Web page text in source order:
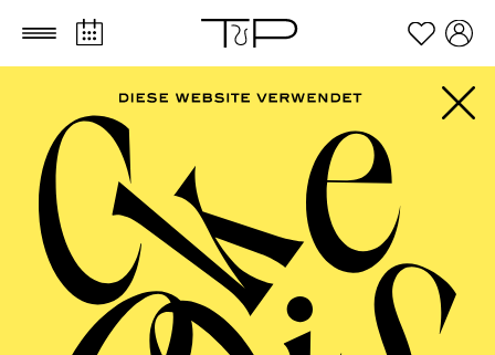
Zum Hauptinhalt springen Zum Footer springen
AALTO MUSIKTHEATER